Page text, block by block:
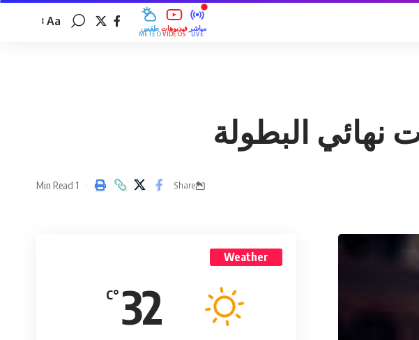
طقس
MÉTÉO
فيديوهات
VIDÉOS
مباشر
LIVE
Aa
نهائي البطولة
Share
1 Min Read
Weather
32
°C